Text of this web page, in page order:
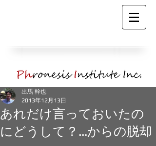
あれだけ言っておいたの
にどうして？…からの脱却
出馬 幹也
2013年12月13日